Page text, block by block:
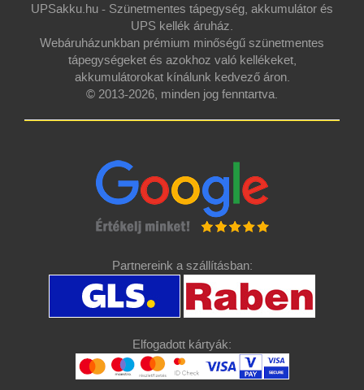
UPSakku.hu - Szünetmentes tápegység, akkumulátor és
UPS kellék áruház.
Webáruházunkban prémium minőségű szünetmentes
tápegységeket és azokhoz való kellékeket,
akkumulátorokat kínálunk kedvező áron.
© 2013-2026, minden jog fenntartva.
Partnereink a szállításban:
Elfogadott kártyák: